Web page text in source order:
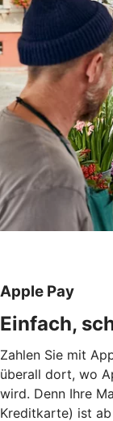
Apple Pay
Einfach,
Zahlen Sie mit
überall dort, wo
wird. Denn Ihre
Kreditkarte) ist